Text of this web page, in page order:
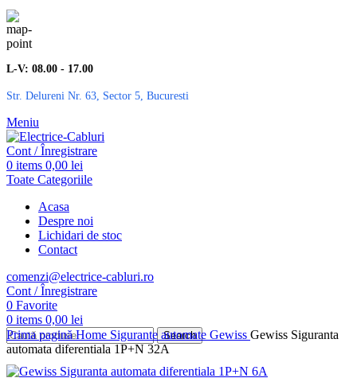
L-V: 08.00 - 17.00
Str. Delureni Nr. 63, Sector 5, Bucuresti
Meniu
Cont / Înregistrare
0 items 0,00 lei
Toate Categoriile
Acasa
Despre noi
Lichidari de stoc
Contact
comenzi@electrice-cabluri.ro
Cont / Înregistrare
0 Favorite
0 items 0,00 lei
Search
Prima paginăHome Sigurante automate Gewiss Gewiss Siguranta
automata diferentiala 1P+N 32A